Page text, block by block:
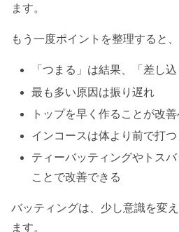
ます。
もう一度ポイントを整理すると、
「つまる」は結果、「差し
最も多い原因は振り遅れ
トップを早く作ることが改
インコースは体より前で打つ
ティーバッティングやトス
ことで改善できる
バッティングは、少し意識を変
ます。